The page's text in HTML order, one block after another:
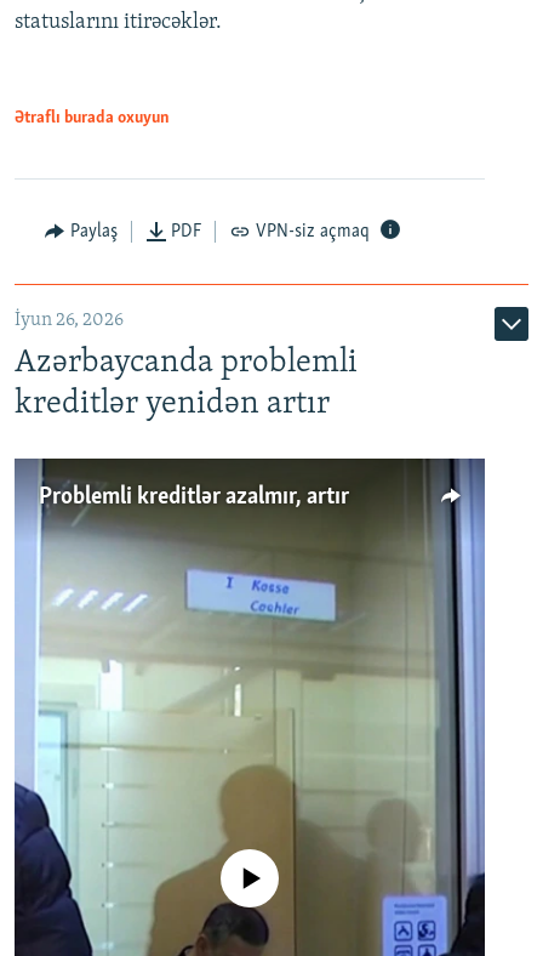
Auto 240p 360p 480p
720p 1080p
statuslarını itirəcəklər.
Ətraflı burada oxuyun
Paylaş PDF VPN-siz açmaq
İyun 26, 2026
Azərbaycanda problemli
kreditlər yenidən artır
Problemli kreditlər azalmır, artır
No media source currently available